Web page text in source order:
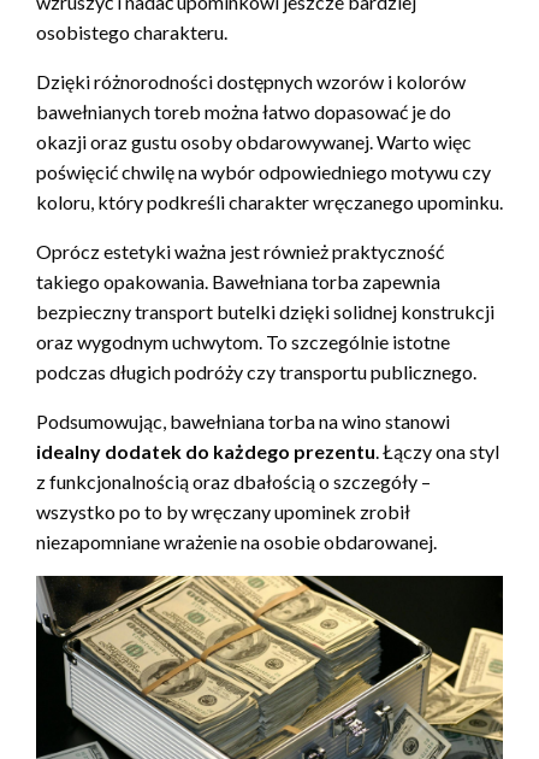
osobistego charakteru.
Dzięki różnorodności dostępnych wzorów i kolorów
bawełnianych toreb można łatwo dopasować je do
okazji oraz gustu osoby obdarowywanej. Warto więc
poświęcić chwilę na wybór odpowiedniego motywu czy
koloru, który podkreśli charakter wręczanego upominku.
Oprócz estetyki ważna jest również praktyczność
takiego opakowania. Bawełniana torba zapewnia
bezpieczny transport butelki dzięki solidnej konstrukcji
oraz wygodnym uchwytom. To szczególnie istotne
podczas długich podróży czy transportu publicznego.
Podsumowując, bawełniana torba na wino stanowi
idealny dodatek do każdego prezentu. Łączy ona styl
z funkcjonalnością oraz dbałością o szczegóły –
wszystko po to by wręczany upominek zrobił
niezapomniane wrażenie na osobie obdarowanej.